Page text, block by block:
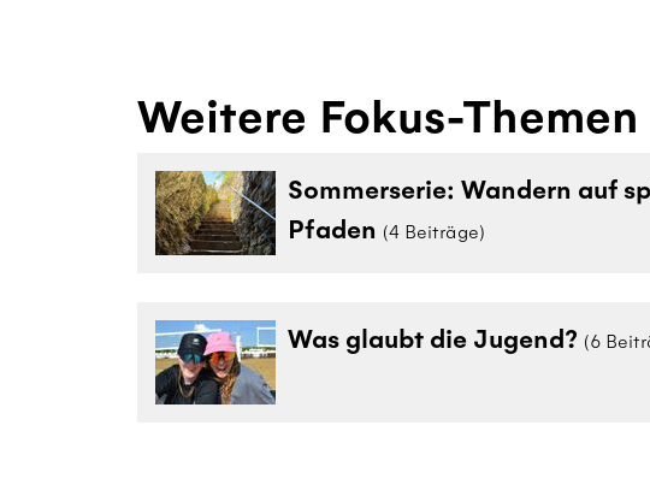
Weitere Fokus-Themen
Sommerserie: Wandern auf
Pfaden (4 Beiträge)
Was glaubt die Jugend? (6